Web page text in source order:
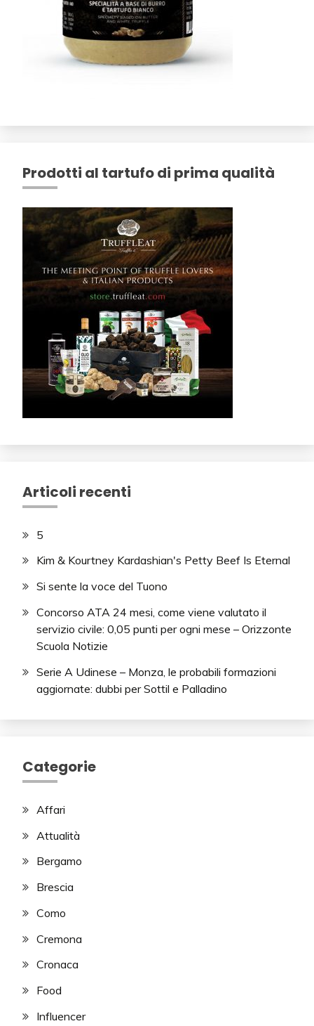
Prodotti al tartufo di prima qualità
Articoli recenti
5
Kim & Kourtney Kardashian's Petty Beef Is Eternal
Si sente la voce del Tuono
Concorso ATA 24 mesi, come viene valutato il
servizio civile: 0,05 punti per ogni mese – Orizzonte
Scuola Notizie
Serie A Udinese – Monza, le probabili formazioni
aggiornate: dubbi per Sottil e Palladino
Categorie
Affari
Attualità
Bergamo
Brescia
Como
Cremona
Cronaca
Food
Influencer